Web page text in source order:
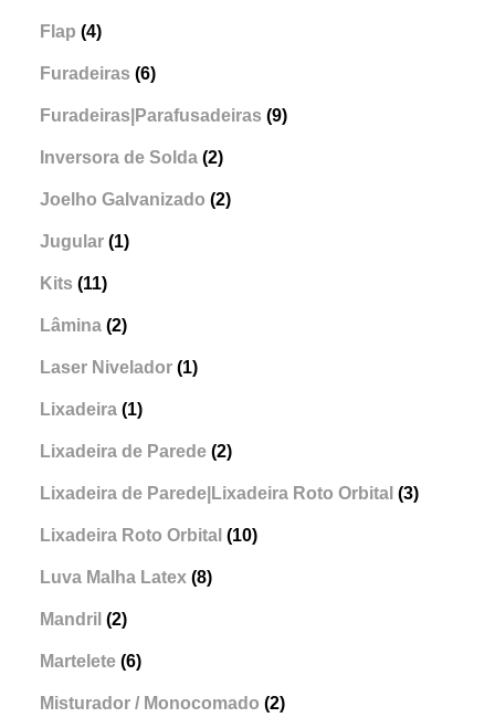
Flap (4)
Furadeiras (6)
Furadeiras|Parafusadeiras (9)
Inversora de Solda (2)
Joelho Galvanizado (2)
Jugular (1)
Kits (11)
Lâmina (2)
Laser Nivelador (1)
Lixadeira (1)
Lixadeira de Parede (2)
Lixadeira de Parede|Lixadeira Roto Orbital (3)
Lixadeira Roto Orbital (10)
Luva Malha Latex (8)
Mandril (2)
Martelete (6)
Misturador / Monocomado (2)